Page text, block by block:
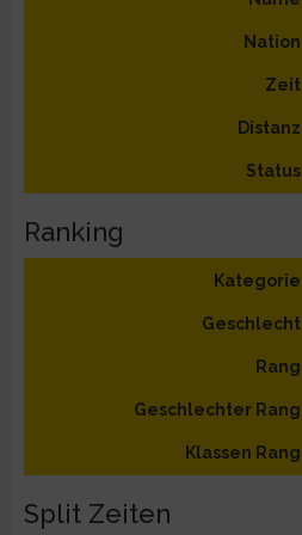
Nation
Zeit
Distanz
Status
Ranking
Kategorie
Geschlecht
Rang
Geschlechter Rang
Klassen Rang
Split Zeiten